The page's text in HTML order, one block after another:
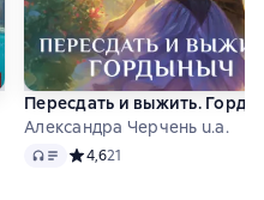
36 оценок
Пересдать и выжить.
Александра Черчень u.a.
Audio Средний рейтинг 4,6 на
4,621